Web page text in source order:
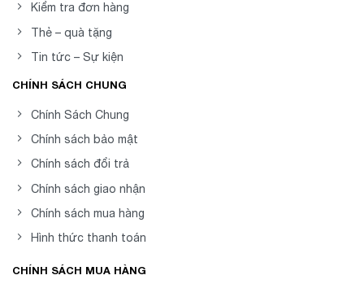
Kiểm tra đơn hàng
Thẻ – quà tặng
Tin tức – Sự kiện
CHÍNH SÁCH CHUNG
Chính Sách Chung
Chính sách bảo mật
Chính sách đổi trả
Chính sách giao nhận
Chính sách mua hàng
Hình thức thanh toán
CHÍNH SÁCH MUA HÀNG